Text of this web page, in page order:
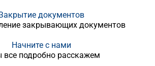
документов
закрывающих документов
Начните с нами
подробно расскажем